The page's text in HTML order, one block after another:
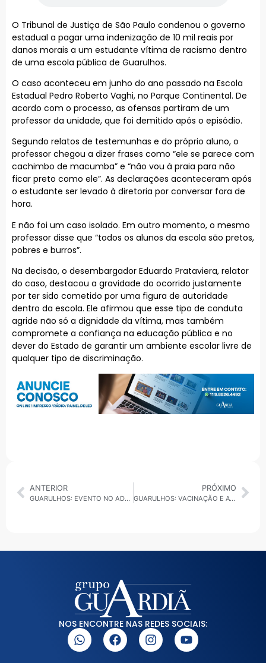
O Tribunal de Justiça de São Paulo condenou o governo
estadual a pagar uma indenização de 10 mil reais por
danos morais a um estudante vítima de racismo dentro
de uma escola pública de Guarulhos.
O caso aconteceu em junho do ano passado na Escola
Estadual Pedro Roberto Vaghi, no Parque Continental. De
acordo com o processo, as ofensas partiram de um
professor da unidade, que foi demitido após o episódio.
Segundo relatos de testemunhas e do próprio aluno, o
professor chegou a dizer frases como “ele se parece com
cachimbo de macumba” e “não vou à praia para não
ficar preto como ele”. As declarações aconteceram após
o estudante ser levado à diretoria por conversar fora de
hora.
E não foi um caso isolado. Em outro momento, o mesmo
professor disse que “todos os alunos da escola são pretos,
pobres e burros”.
Na decisão, o desembargador Eduardo Prataviera, relator
do caso, destacou a gravidade do ocorrido justamente
por ter sido cometido por uma figura de autoridade
dentro da escola. Ele afirmou que esse tipo de conduta
agride não só a dignidade da vítima, mas também
compromete a confiança na educação pública e no
dever do Estado de garantir um ambiente escolar livre de
qualquer tipo de discriminação.
ANTERIOR
GUARULHOS: EVENTO NO ADAMASTOR OFERECE VAGAS DE ESTÁGIO E JOVEM APRENDIZ
PRÓXIMO
GUARULHOS: VACINAÇÃO E ATENDIMENTO MÉDICO NESTE SÁBADO
NOS ENCONTRE NAS REDES SOCIAIS: